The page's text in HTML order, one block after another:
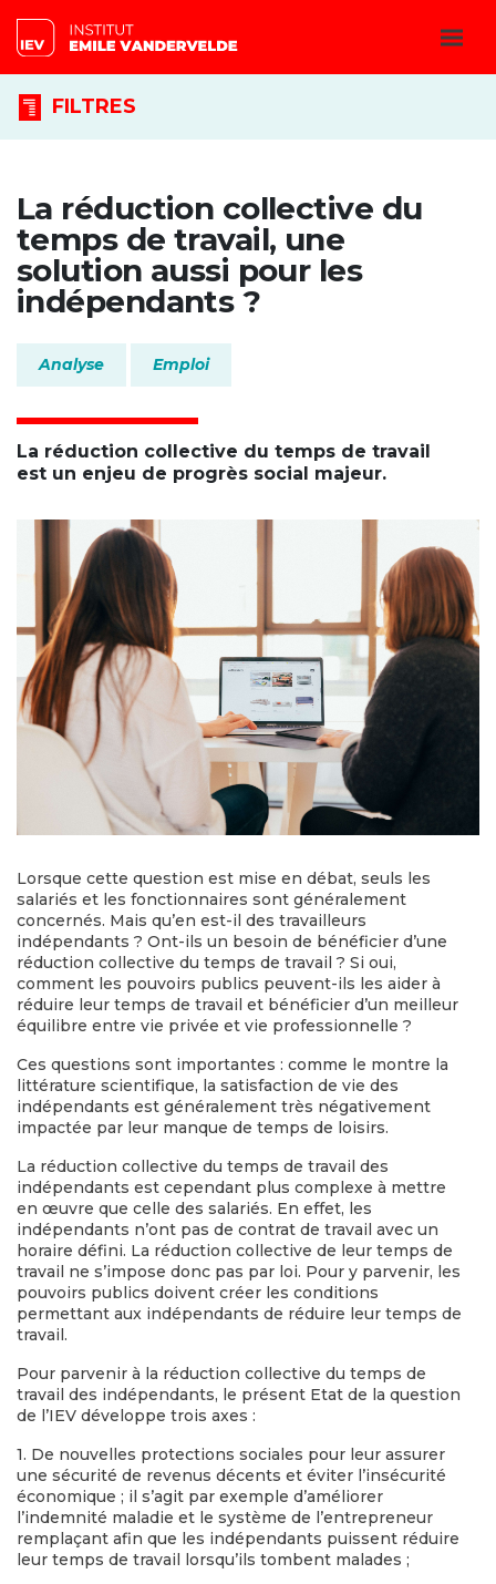
FILTRES
La réduction collective du
temps de travail, une
solution aussi pour les
indépendants ?
Analyse Emploi
La réduction collective du temps de travail
est un enjeu de progrès social majeur.
Lorsque cette question est mise en débat, seuls les
salariés et les fonctionnaires sont généralement
concernés. Mais qu’en est-il des travailleurs
indépendants ? Ont-ils un besoin de bénéficier d’une
réduction collective du temps de travail ? Si oui,
comment les pouvoirs publics peuvent-ils les aider à
réduire leur temps de travail et bénéficier d’un meilleur
équilibre entre vie privée et vie professionnelle ?
Ces questions sont importantes : comme le montre la
littérature scientifique, la satisfaction de vie des
indépendants est généralement très négativement
impactée par leur manque de temps de loisirs.
La réduction collective du temps de travail des
indépendants est cependant plus complexe à mettre
en œuvre que celle des salariés. En effet, les
indépendants n’ont pas de contrat de travail avec un
horaire défini. La réduction collective de leur temps de
travail ne s’impose donc pas par loi. Pour y parvenir, les
pouvoirs publics doivent créer les conditions
permettant aux indépendants de réduire leur temps de
travail.
Pour parvenir à la réduction collective du temps de
travail des indépendants, le présent Etat de la question
de l’IEV développe trois axes :
1. De nouvelles protections sociales pour leur assurer
une sécurité de revenus décents et éviter l’insécurité
économique ; il s’agit par exemple d’améliorer
l’indemnité maladie et le système de l’entrepreneur
remplaçant afin que les indépendants puissent réduire
leur temps de travail lorsqu’ils tombent malades ;